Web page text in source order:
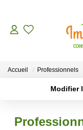
Accueil Professionnels
Modifier
Type de bien